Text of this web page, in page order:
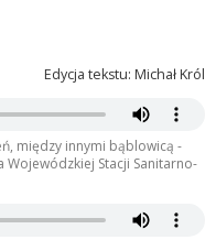
Edycja tekstu: Michał Król
między innymi bąblowicą -
Wojewódzkiej Stacji Sanitarno-